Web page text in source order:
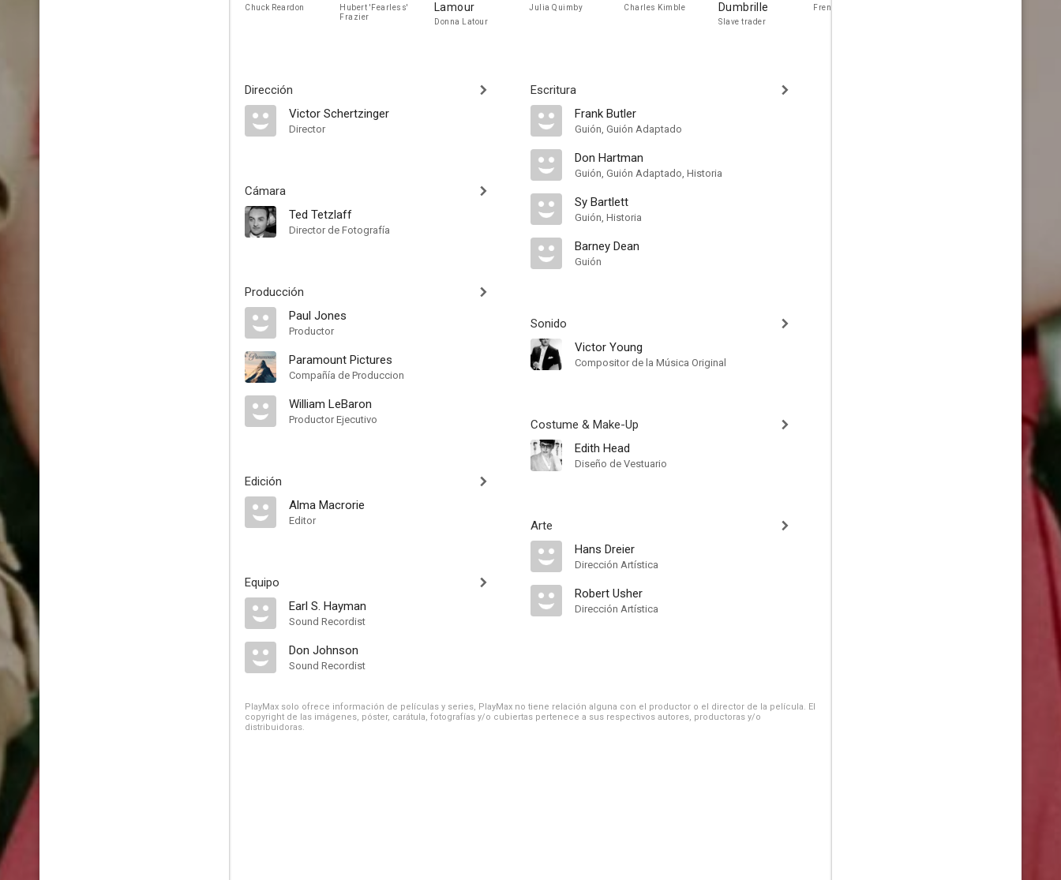
Chuck Reardon
Hubert 'Fearless'
Frazier
Lamour
Donna Latour
Julia Quimby Charles Kimble
Dumbrille
Slave trader
French soubrette
Dirección
Victor Schertzinger
Director
Cámara
Ted Tetzlaff
Director de Fotografía
Producción
Paul Jones
Productor
Paramount Pictures
Compañía de Produccion
William LeBaron
Productor Ejecutivo
Edición
Alma Macrorie
Editor
Equipo
Earl S. Hayman
Sound Recordist
Don Johnson
Sound Recordist
Escritura
Frank Butler
Guión, Guión Adaptado
Don Hartman
Guión, Guión Adaptado, Historia
Sy Bartlett
Guión, Historia
Barney Dean
Guión
Sonido
Victor Young
Compositor de la Música Original
Costume & Make-Up
Edith Head
Diseño de Vestuario
Arte
Hans Dreier
Dirección Artística
Robert Usher
Dirección Artística
PlayMax solo ofrece información de películas y series, PlayMax no tiene relación alguna con el productor o el director de la película. El
copyright de las imágenes, póster, carátula, fotografías y/o cubiertas pertenece a sus respectivos autores, productoras y/o
distribuidoras.